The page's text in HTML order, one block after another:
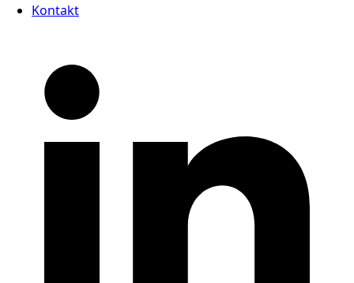
Kontakt